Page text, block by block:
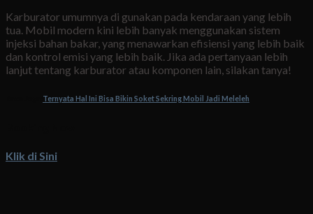
Karburator umumnya di gunakan pada kendaraan yang lebih
tua. Mobil modern kini lebih banyak menggunakan sistem
injeksi bahan bakar, yang menawarkan efisiensi yang lebih baik
dan kontrol emisi yang lebih baik. Jika ada pertanyaan lebih
lanjut tentang karburator atau komponen lain, silakan tanya!
Ternyata Hal Ini Bisa Bikin Soket Sekring Mobil Jadi Meleleh
Klik di Sini